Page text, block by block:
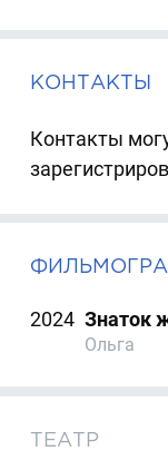
КОНТАКТЫ
Контакты
2024 Знаток
Ольга
ТЕАТР